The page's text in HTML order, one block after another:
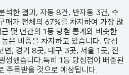
석한 결과, 자동 8건, 반자동 3건, 수
매가 전체의 67%를 차지하여 가장 많
몇 년간의 1등 당첨 통계와 비슷한
은 비중을 차지하고 있습니다. 당첨
면, 경기 8곳, 대구 3곳, 서울 1곳, 전
생했습니다. 특히 1등 당첨점이 배출된
주목받을 것으로 예상됩니다.